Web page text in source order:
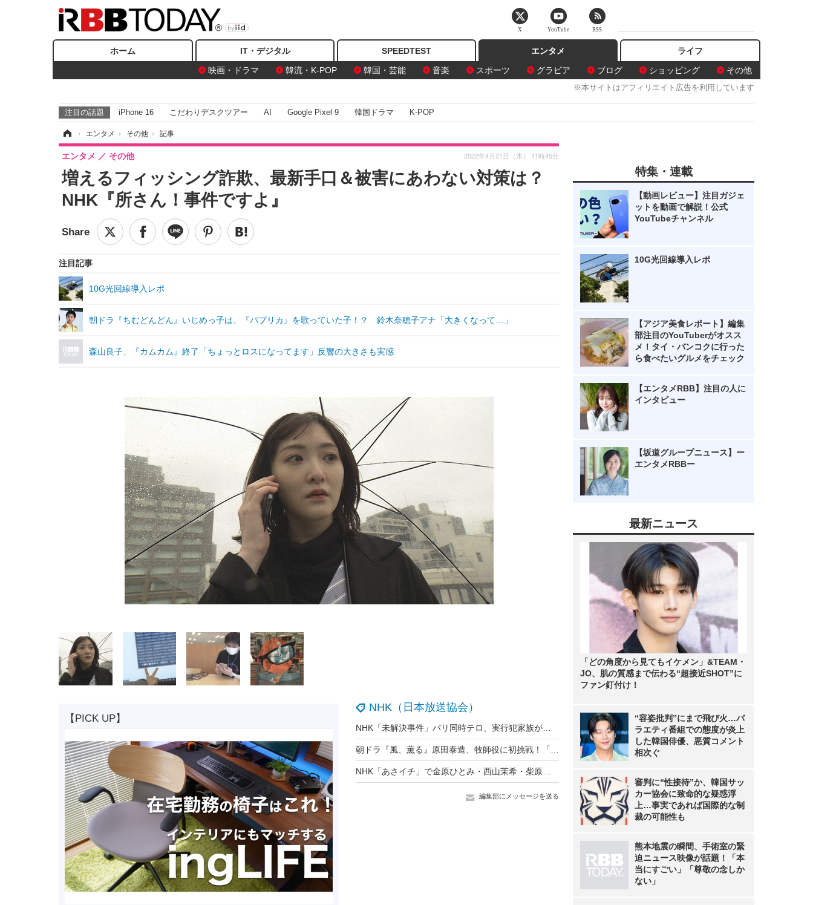
ホーム IT・デジタル SPEEDTEST
エンタメ
映画・ドラマ
韓流・K-POP 韓国・芸能 音楽 スポーツ グラビア ブログ ショッピング その他
ライフ
※本サイトはアフィリエイト広告を利用しています
注目の話題 iPhone 16 こだわりデスクツアー AI Google Pixel 9 韓国ドラマ K-POP
› エンタメ › その他 › 記事
増えるフィッシング詐欺、最新手口＆被害にあわない対策は？
NHK『所さん！事件ですよ』
エンタメ その他 2022年4月21日（木） 11時45分
注目記事
10G光回線導入レポ
朝ドラ『ちむどんどん』いじめっ子は、『パプリカ』を歌っていた子！？ 鈴木奈穂子アナ「大きくなって…」
森山良子、『カムカム』終了「ちょっとロスになってます」反響の大きさも実感
NHK（日本放送協会）
編集部にメッセージを送る
【PICK UP】
特集・連載
【動画レビュー】注目ガジェ
ットを動画で解説！公式
YouTubeチャンネル
10G光回線導入レポ
【アジア美食レポート】編集
部注目のYouTuberがオスス
メ！タイ・バンコクに行った
ら食べたいグルメをチェック
【エンタメRBB】注目の人に
インタビュー
【坂道グループニュース】ー
エンタメRBBー
最新ニュース
「どの角度から見てもイケメン」&TEAM・
JO、肌の質感まで伝わる“超接近SHOT”に
ファン釘付け！
“容姿批判”にまで飛び火…バ
ラエティ番組での態度が炎上
した韓国俳優、悪質コメント
相次ぐ
審判に“性接待”か、韓国サッ
カー協会に致命的な疑惑浮
上…事実であれば国際的な制
裁の可能性も
熊本地震の瞬間、手術室の緊
迫ニュース映像が話題！「本
当にすごい」「尊敬の念しか
ない」
X YouTube RSS